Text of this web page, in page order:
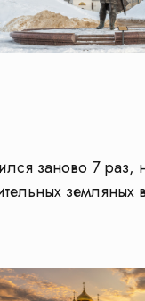
заново 7 раз,
земляных